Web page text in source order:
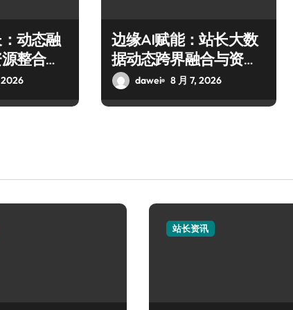
动态融
整合科
2026
边缘AI赋能：站长大数
据动态跨界融合与资源
整合新范式
dawei 8 月 7, 2026
站长资讯